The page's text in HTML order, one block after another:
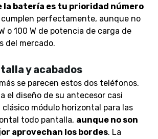
la batería es tu prioridad número
cumplen perfectamente, aunque no
o 100 W de potencia de carga de
del mercado.
y acabados
se parecen estos dos teléfonos.
el diseño de su antecesor casi
módulo horizontal para las
todo pantalla, aunque no son
aprovechan los bordes. La